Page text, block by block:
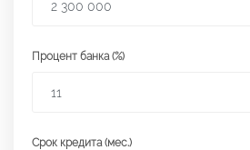
Процент банка (%)
Срок кредита (мес.)